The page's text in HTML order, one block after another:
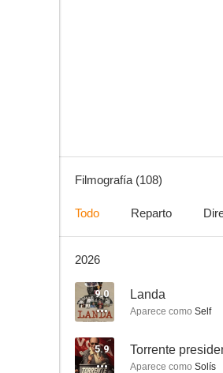
Filmografía (108)
Todo Reparto
2026
9.0 Landa
Aparece como Self
5.9 Torrente
Aparece como Solís